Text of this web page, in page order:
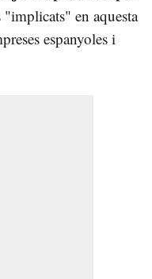
en aquesta
espanyoles i